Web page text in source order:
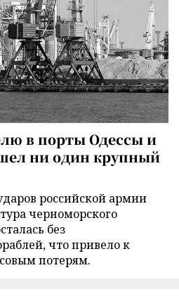
в порты Одессы и
ни один крупный
российской армии
черноморского
без
что привело к
потерям.